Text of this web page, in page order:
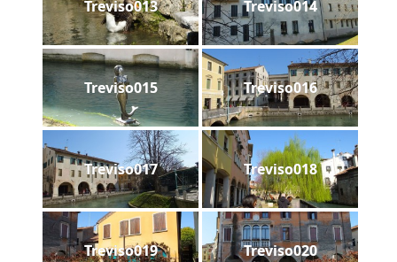
Treviso013 Treviso014
Treviso015 Treviso016
Treviso017 Treviso018
Treviso019 Treviso020